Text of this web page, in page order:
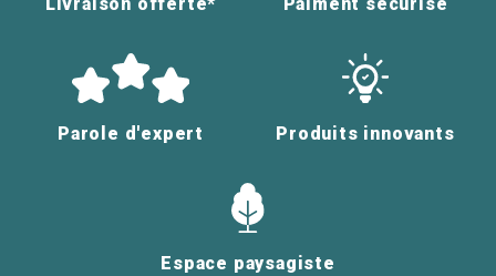
Parole d'expert Produits innovants
Espace paysagiste